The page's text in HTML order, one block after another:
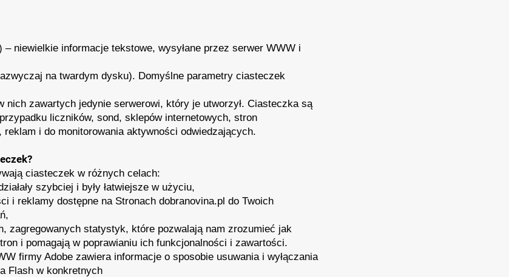
niewielkie informacje tekstowe, wysyłane przez serwer WWW i
na twardym dysku). Domyślne parametry ciasteczek
nich zawartych jedynie serwerowi, który je utworzył. Ciasteczka są
liczników, sond, sklepów internetowych, stron
reklam i do monitorowania aktywności odwiedzających.
ciasteczek w różnych celach:
szybciej i były łatwiejsze w użyciu,
i reklamy dostępne na Stronach dobranovina.pl do Twoich
zagregowanych statystyk, które pozwalają nam zrozumieć jak
i pomagają w poprawianiu ich funkcjonalności i zawartości.
firmy Adobe zawiera informacje o sposobie usuwania i wyłączania
Flash w konkretnych